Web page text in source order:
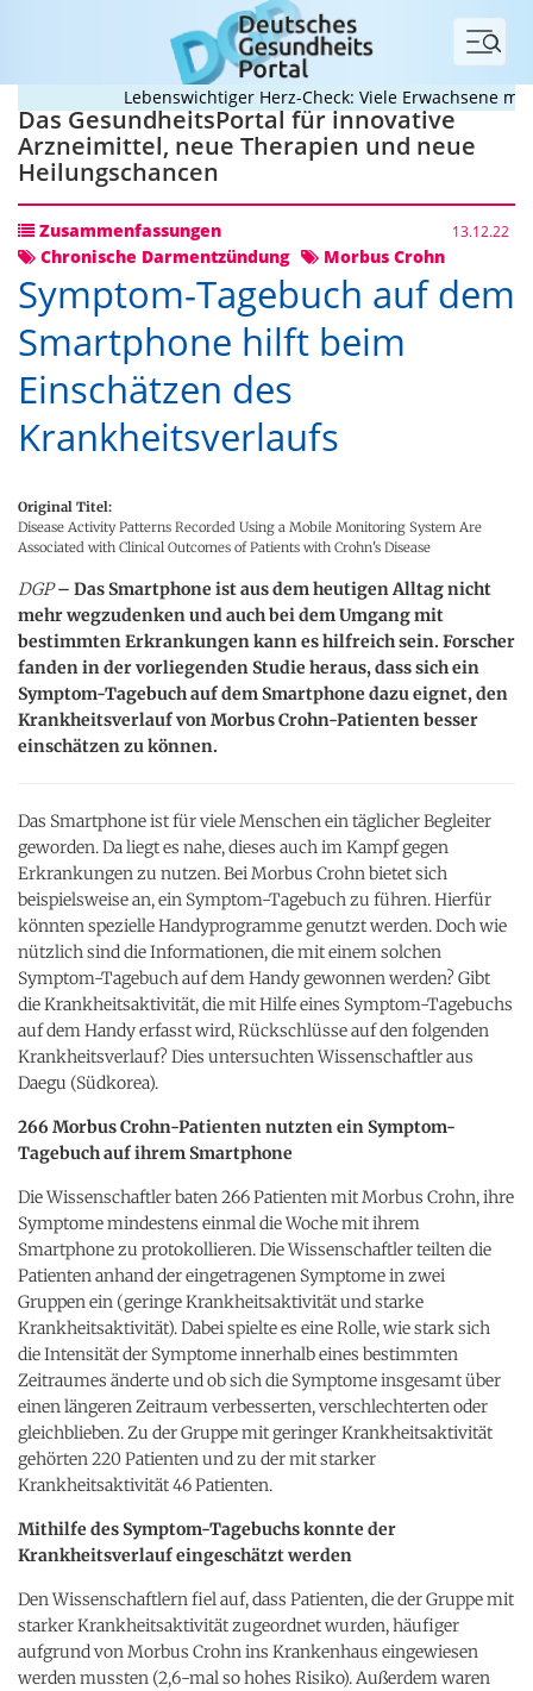
Menü
Lebenswichtiger Herz-Check: Viele Erwachsene mit
Das GesundheitsPortal für innovative
Arzneimittel, neue Therapien und neue
Heilungschancen
Zusammenfassungen 13.12.22
Chronische Darmentzündung Morbus Crohn
Symptom-Tagebuch auf dem
Smartphone hilft beim
Einschätzen des
Krankheitsverlaufs
Original Titel:
Disease Activity Patterns Recorded Using a Mobile Monitoring System Are
Associated with Clinical Outcomes of Patients with Crohn's Disease
DGP– Das Smartphone ist aus dem heutigen Alltag nicht
mehr wegzudenken und auch bei dem Umgang mit
bestimmten Erkrankungen kann es hilfreich sein. Forscher
fanden in der vorliegenden Studie heraus, dass sich ein
Symptom-Tagebuch auf dem Smartphone dazu eignet, den
Krankheitsverlauf von Morbus Crohn-Patienten besser
einschätzen zu können.
Das Smartphone ist für viele Menschen ein täglicher Begleiter
geworden. Da liegt es nahe, dieses auch im Kampf gegen
Erkrankungen zu nutzen. Bei Morbus Crohn bietet sich
beispielsweise an, ein Symptom-Tagebuch zu führen. Hierfür
könnten spezielle Handyprogramme genutzt werden. Doch wie
nützlich sind die Informationen, die mit einem solchen
Symptom-Tagebuch auf dem Handy gewonnen werden? Gibt
die Krankheitsaktivität, die mit Hilfe eines Symptom-Tagebuchs
auf dem Handy erfasst wird, Rückschlüsse auf den folgenden
Krankheitsverlauf? Dies untersuchten Wissenschaftler aus
Daegu (Südkorea).
266 Morbus Crohn-Patienten nutzten ein Symptom-
Tagebuch auf ihrem Smartphone
Die Wissenschaftler baten 266 Patienten mit Morbus Crohn, ihre
Symptome mindestens einmal die Woche mit ihrem
Smartphone zu protokollieren. Die Wissenschaftler teilten die
Patienten anhand der eingetragenen Symptome in zwei
Gruppen ein (geringe Krankheitsaktivität und starke
Krankheitsaktivität). Dabei spielte es eine Rolle, wie stark sich
die Intensität der Symptome innerhalb eines bestimmten
Zeitraumes änderte und ob sich die Symptome insgesamt über
einen längeren Zeitraum verbesserten, verschlechterten oder
gleichblieben. Zu der Gruppe mit geringer Krankheitsaktivität
gehörten 220 Patienten und zu der mit starker
Krankheitsaktivität 46 Patienten.
Mithilfe des Symptom-Tagebuchs konnte der
Krankheitsverlauf eingeschätzt werden
Den Wissenschaftlern fiel auf, dass Patienten, die der Gruppe mit
starker Krankheitsaktivität zugeordnet wurden, häufiger
aufgrund von Morbus Crohn ins Krankenhaus eingewiesen
werden mussten (2,6-mal so hohes Risiko). Außerdem waren